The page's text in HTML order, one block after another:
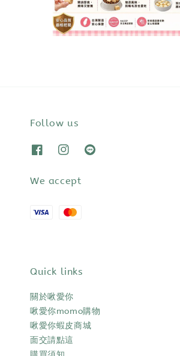
Follow us
We accept
Quick links
關於啾愛你
啾愛你momo購物
啾愛你蝦皮商城
面交請點這